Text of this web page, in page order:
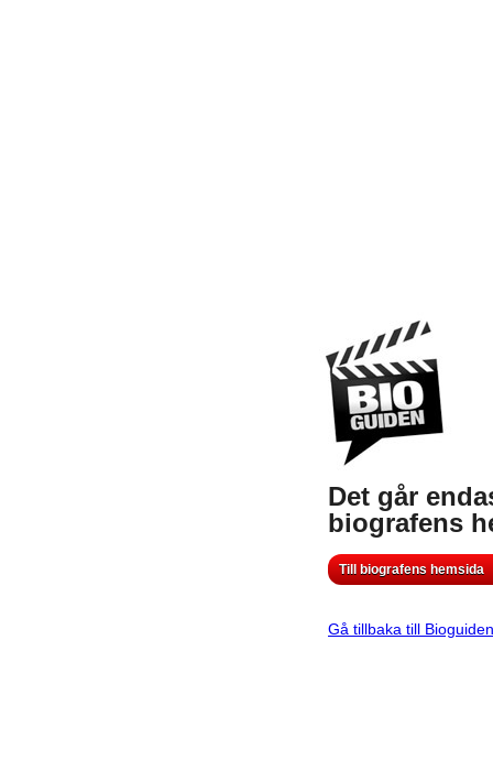
Det går
biografens
Till biografens hemsida
Gå tillbaka till Bioguiden